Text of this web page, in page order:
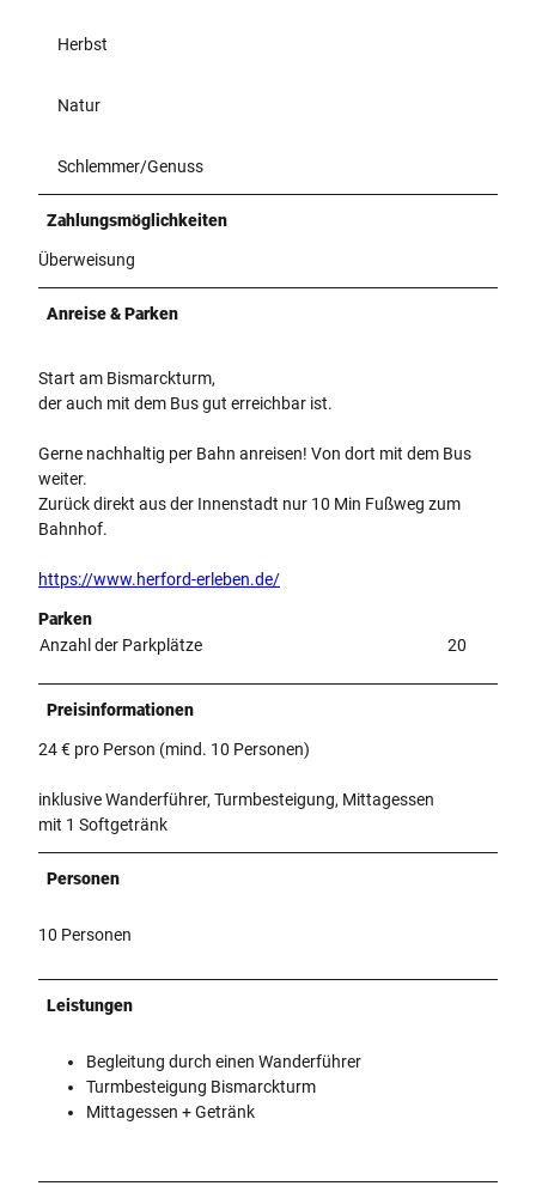
Herbst
Natur
Schlemmer/Genuss
Zahlungsmöglichkeiten
Überweisung
Anreise & Parken
Start am Bismarckturm,
der auch mit dem Bus gut erreichbar ist.
Gerne nachhaltig per Bahn anreisen! Von dort mit dem Bus
weiter.
Zurück direkt aus der Innenstadt nur 10 Min Fußweg zum
Bahnhof.
https://www.herford-erleben.de/
Parken
Anzahl der Parkplätze
20
Preisinformationen
24 € pro Person (mind. 10 Personen)
inklusive Wanderführer, Turmbesteigung, Mittagessen
mit 1 Softgetränk
Personen
10 Personen
Leistungen
Begleitung durch einen Wanderführer
Turmbesteigung Bismarckturm
Mittagessen + Getränk